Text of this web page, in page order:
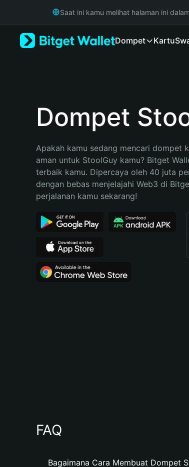
Русский
Bahasa Indonesia
Español (Argentina)
Saat ini kamu melihat halaman ini dalam
Dompet Kartu
Dompet
Apakah kamu sedang mencari dompet
aman untuk StoolGuy kamu? Bitget
terbaik kamu. Dipercaya oleh 40 juta
dengan bebas menjelajahi Web3 di
perjalanan kamu sekarang!
FAQ
Bagaimana Cara Membuat Dompet